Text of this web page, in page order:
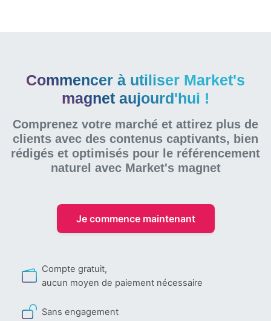
Commencer à utiliser Market's
magnet aujourd'hui !
Comprenez votre marché et attirez plus de
clients avec des contenus captivants, bien
rédigés et optimisés pour le référencement
naturel avec Market's magnet
Je commence maintenant
Compte gratuit,
aucun moyen de paiement nécessaire
Sans engagement